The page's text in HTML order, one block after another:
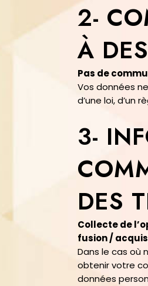
2-
À
Pas de
Vos données
d’une loi, d’un
3-
DES
Collecte de
fusion /
Dans le cas où
obtenir votre
données